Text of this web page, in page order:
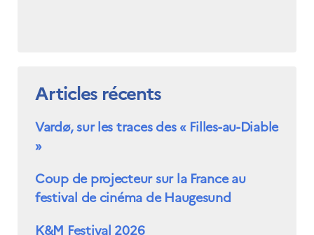
Articles récents
Vardø, sur les traces des « Filles-au-Diable
»
Coup de projecteur sur la France au
festival de cinéma de Haugesund
K&M Festival 2026